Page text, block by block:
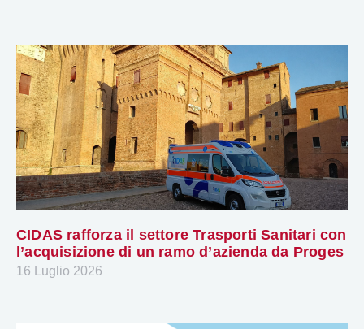
CIDAS rafforza il settore Trasporti Sanitari con
l’acquisizione di un ramo d’azienda da Proges
16 Luglio 2026